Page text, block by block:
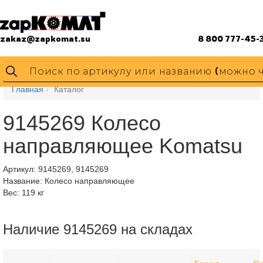
zakaz@zapkomat.su 8 800 777-45-
Главная Каталог
9145269 Колесо
направляющее Komatsu
Артикул: 9145269, 9145269
Название: Колесо направляющее
Вес: 119 кг
Наличие 9145269 на складах